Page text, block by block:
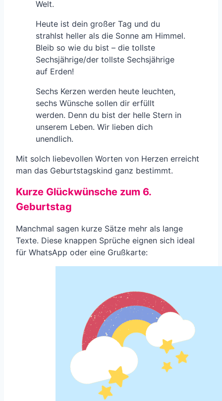
Welt.
Heute ist dein großer Tag und du
strahlst heller als die Sonne am Himmel.
Bleib so wie du bist – die tollste
Sechsjährige/der tollste Sechsjährige
auf Erden!
Sechs Kerzen werden heute leuchten,
sechs Wünsche sollen dir erfüllt
werden. Denn du bist der helle Stern in
unserem Leben. Wir lieben dich
unendlich.
Mit solch liebevollen Worten von Herzen erreicht
man das Geburtstagskind ganz bestimmt.
Kurze Glückwünsche zum 6.
Geburtstag
Manchmal sagen kurze Sätze mehr als lange
Texte. Diese knappen Sprüche eignen sich ideal
für WhatsApp oder eine Grußkarte: